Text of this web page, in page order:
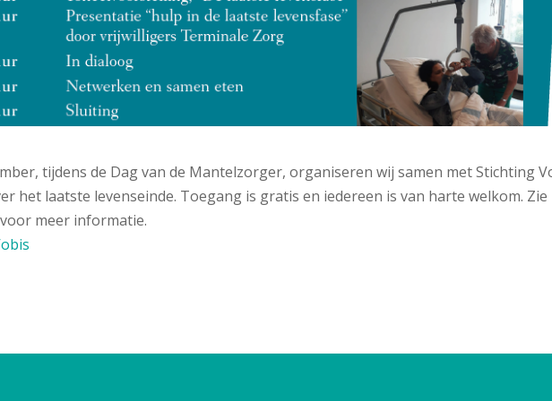
tijdens de Dag van de Mantelzorger, organiseren wij samen met Stichting
het laatste levenseinde. Toegang is gratis en iedereen is van harte welkom. Zie
meer informatie.